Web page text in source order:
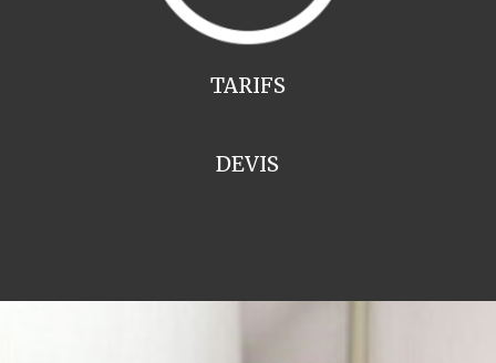
TARIFS
DEVIS